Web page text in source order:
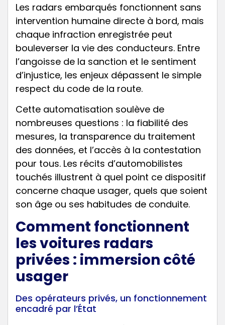
Les radars embarqués fonctionnent sans
intervention humaine directe à bord, mais
chaque infraction enregistrée peut
bouleverser la vie des conducteurs. Entre
l’angoisse de la sanction et le sentiment
d’injustice, les enjeux dépassent le simple
respect du code de la route.
Cette automatisation soulève de
nombreuses questions : la fiabilité des
mesures, la transparence du traitement
des données, et l’accès à la contestation
pour tous. Les récits d’automobilistes
touchés illustrent à quel point ce dispositif
concerne chaque usager, quels que soient
son âge ou ses habitudes de conduite.
Comment fonctionnent
les voitures radars
privées : immersion côté
usager
Des opérateurs privés, un fonctionnement
encadré par l’État